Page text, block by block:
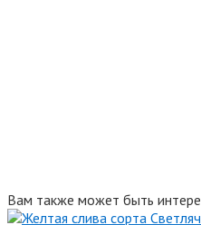
Вам также может быть